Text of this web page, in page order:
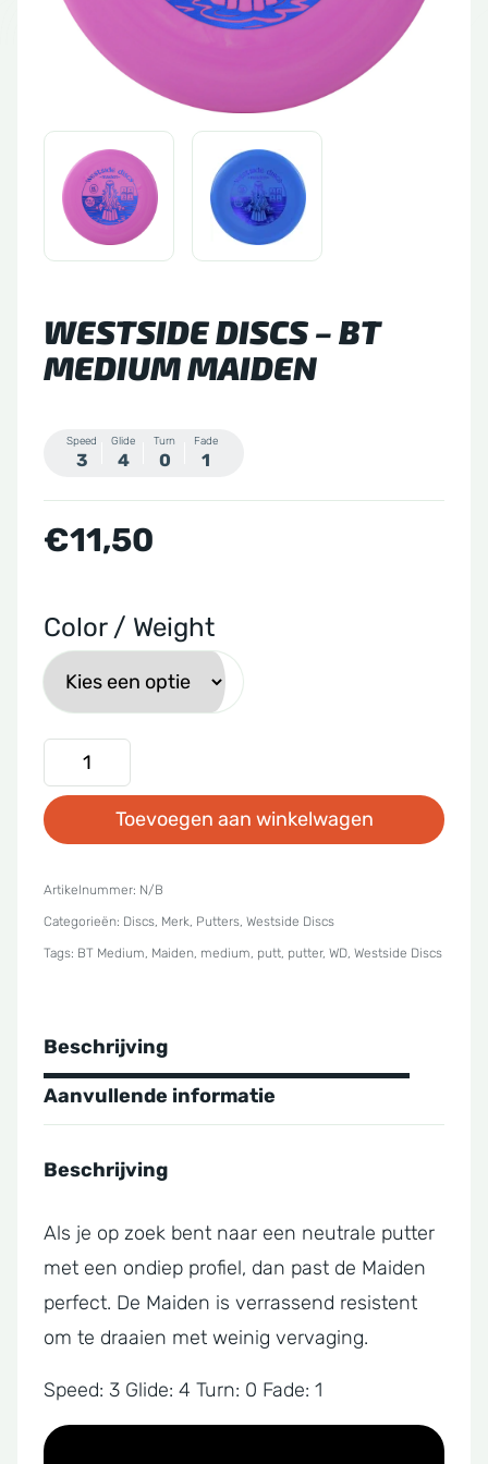
64
Sacs
WESTSIDE DISCS – BT
MEDIUM MAIDEN
Speed
3
Glide
4
Turn
0
Fade
1
€11,50
Color / Weight
Westside
Discs
-
Medium
Maiden
aantal
Toevoegen aan winkelwagen
Artikelnummer: N/B
Categorieën: Discs, Merk, Putters, Westside Discs
Tags: BT Medium, Maiden, medium, putt, putter, WD, Westside Discs
Beschrijving
Aanvullende informatie
Beschrijving
Als je op zoek bent naar een neutrale putter
met een ondiep profiel, dan past de Maiden
perfect. De Maiden is verrassend resistent
om te draaien met weinig vervaging.
Speed: 3 Glide: 4 Turn: 0 Fade: 1